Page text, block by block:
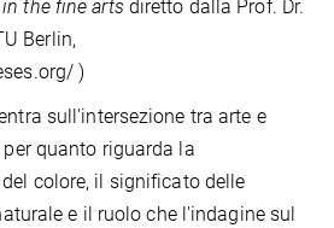
the fine arts diretto dalla Prof. Dr.
Berlin,
)
sull'intersezione tra arte e
quanto riguarda la
colore, il significato delle
e il ruolo che l'indagine sul